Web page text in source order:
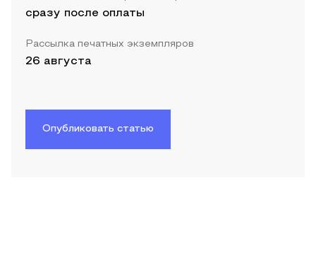
сразу после оплаты
Рассылка печатных экземпляров
26 августа
Опубликовать статью